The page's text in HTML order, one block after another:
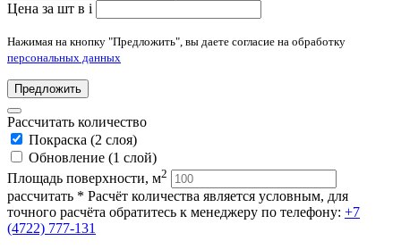
Цена за шт в i
Нажимая на кнопку "Предложить", вы даете согласие на обработку
персональных данных
Предложить
Рассчитать количество
Покраска (2 слоя)
Обновление (1 слой)
Площадь поверхности, м2
рассчитать * Расчёт количества является условным, для
точного расчёта обратитесь к менеджеру по телефону: +7
(4722) 777-131